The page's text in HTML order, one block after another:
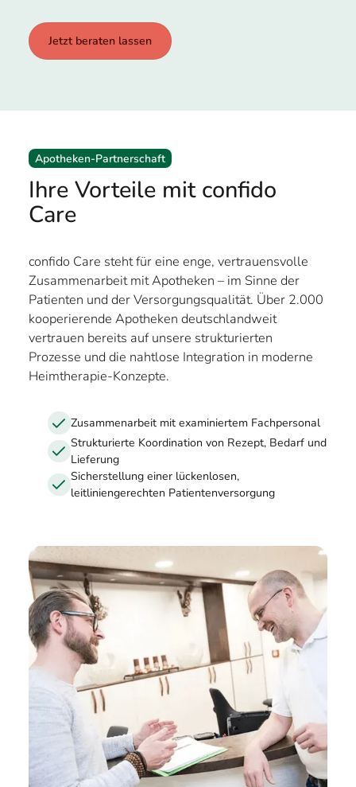
Jetzt beraten lassen
Apotheken-Partnerschaft
Ihre Vorteile mit confido
Care
confido Care steht für eine enge, vertrauensvolle
Zusammenarbeit mit Apotheken – im Sinne der
Patienten und der Versorgungsqualität. Über 2.000
kooperierende Apotheken deutschlandweit
vertrauen bereits auf unsere strukturierten
Prozesse und die nahtlose Integration in moderne
Heimtherapie-Konzepte.
Zusammenarbeit mit examiniertem Fachpersonal
Strukturierte Koordination von Rezept, Bedarf und
Lieferung
Sicherstellung einer lückenlosen,
leitliniengerechten Patientenversorgung